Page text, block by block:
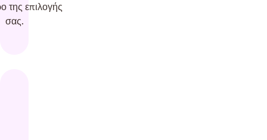
της επιλογής
σας.